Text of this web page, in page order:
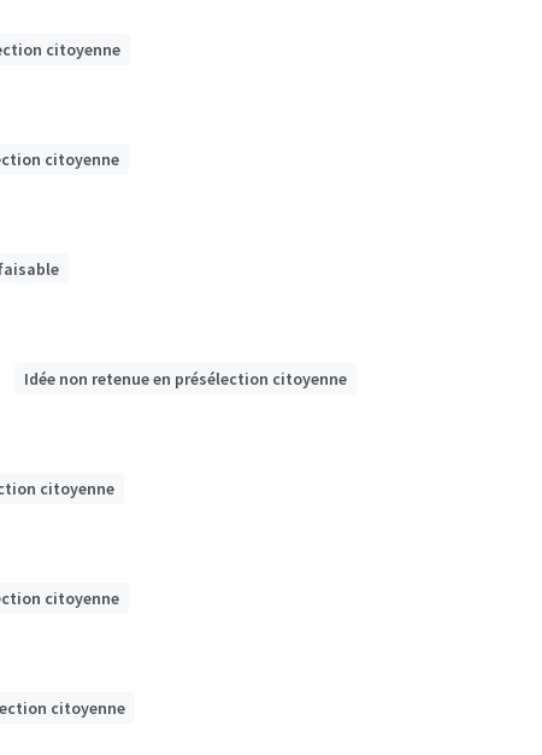
citoyenne
citoyenne
Idée non retenue en présélection citoyenne
citoyenne
citoyenne
citoyenne